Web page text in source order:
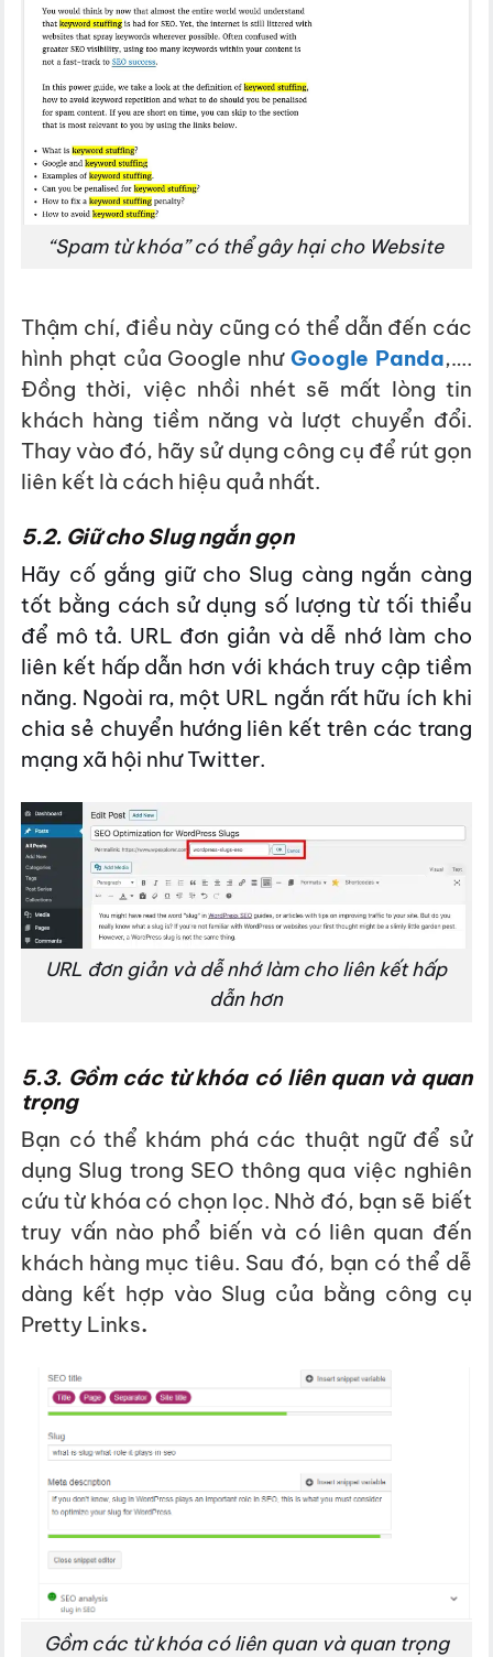
“Spam từ khóa” có thể gây hại cho Website
Thậm chí, điều này cũng có thể dẫn đến các
hình phạt của Google nhưGoogle Panda,….
Đồng thời, việc nhồi nhét sẽ mất lòng tin
khách hàng tiềm năng và lượt chuyển đổi.
Thay vào đó, hãy sử dụng công cụ để rút gọn
liên kết là cách hiệu quả nhất.
5.2. Giữ cho Slug ngắn gọn
Hãy cố gắng giữ cho Slug càng ngắn càng
tốt bằng cách sử dụng số lượng từ tối thiểu
để mô tả. URL đơn giản và dễ nhớ làm cho
liên kết hấp dẫn hơn với khách truy cập tiềm
năng. Ngoài ra, một URL ngắn rất hữu ích khi
chia sẻ chuyển hướng liên kết trên các trang
mạng xã hội như Twitter.
URL đơn giản và dễ nhớ làm cho liên kết hấp
dẫn hơn
5.3. Gồm các từ khóa có liên quan và quan
trọng
Bạn có thể khám phá các thuật ngữ để sử
dụng Slug trong SEO thông qua việc nghiên
cứu từ khóa có chọn lọc. Nhờ đó, bạn sẽ biết
truy vấn nào phổ biến và có liên quan đến
khách hàng mục tiêu. Sau đó, bạn có thể dễ
dàng kết hợp vào Slug của bằng công cụ
Pretty Links.
Gồm các từ khóa có liên quan và quan trọng